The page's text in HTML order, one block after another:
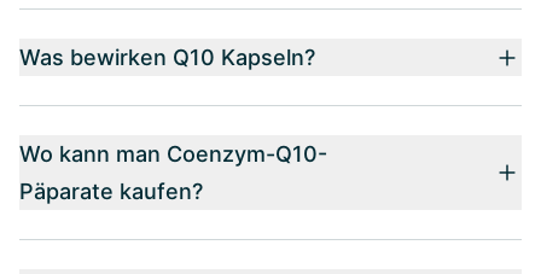
Was bewirken Q10 Kapseln?
Wo kann man Coenzym-Q10-
Päparate kaufen?